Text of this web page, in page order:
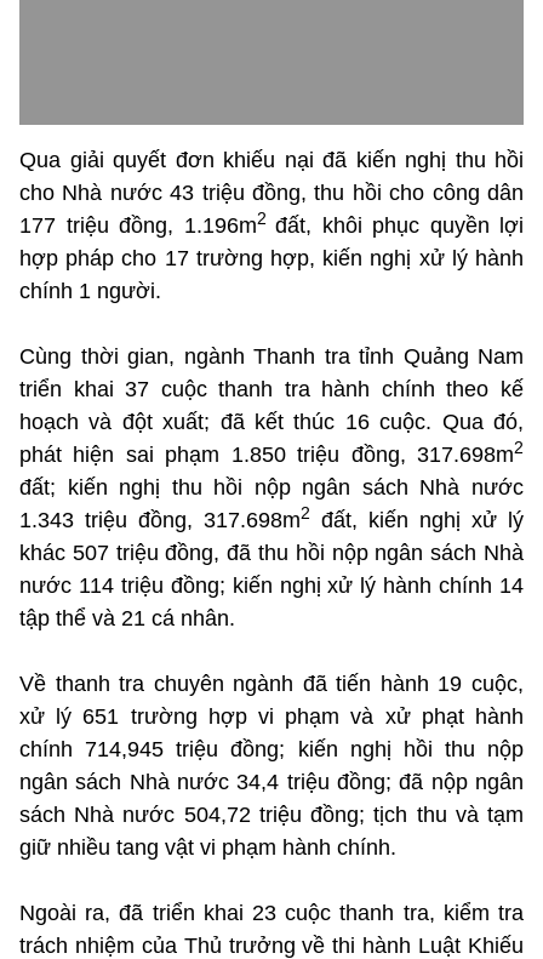
Qua giải quyết đơn khiếu nại đã kiến nghị thu hồi
cho Nhà nước 43 triệu đồng, thu hồi cho công dân
177 triệu đồng, 1.196m2 đất, khôi phục quyền lợi
hợp pháp cho 17 trường hợp, kiến nghị xử lý hành
chính 1 người.
Cùng thời gian, ngành Thanh tra tỉnh Quảng Nam
triển khai 37 cuộc thanh tra hành chính theo kế
hoạch và đột xuất; đã kết thúc 16 cuộc. Qua đó,
phát hiện sai phạm 1.850 triệu đồng, 317.698m2
đất; kiến nghị thu hồi nộp ngân sách Nhà nước
1.343 triệu đồng, 317.698m2
đất, kiến nghị xử lý
khác 507 triệu đồng, đã thu hồi nộp ngân sách Nhà
nước 114 triệu đồng; kiến nghị xử lý hành chính 14
tập thể và 21 cá nhân.
Về thanh tra chuyên ngành đã tiến hành 19 cuộc,
xử lý 651 trường hợp vi phạm và xử phạt hành
chính 714,945 triệu đồng; kiến nghị hồi thu nộp
ngân sách Nhà nước 34,4 triệu đồng; đã nộp ngân
sách Nhà nước 504,72 triệu đồng; tịch thu và tạm
giữ nhiều tang vật vi phạm hành chính.
Ngoài ra, đã triển khai 23 cuộc thanh tra, kiểm tra
trách nhiệm của Thủ trưởng về thi hành Luật Khiếu